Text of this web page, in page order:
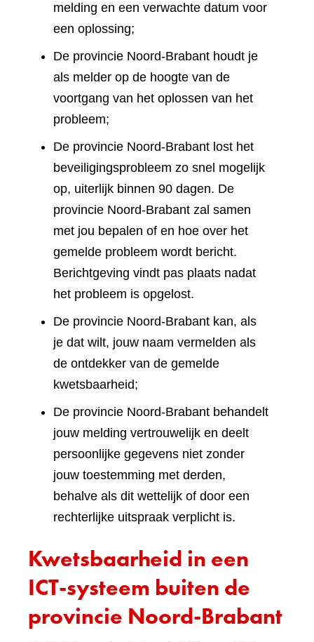
melding en een verwachte datum voor
een oplossing;
De provincie Noord-Brabant houdt je
als melder op de hoogte van de
voortgang van het oplossen van het
probleem;
De provincie Noord-Brabant lost het
beveiligingsprobleem zo snel mogelijk
op, uiterlijk binnen 90 dagen. De
provincie Noord-Brabant zal samen
met jou bepalen of en hoe over het
gemelde probleem wordt bericht.
Berichtgeving vindt pas plaats nadat
het probleem is opgelost.
De provincie Noord-Brabant kan, als
je dat wilt, jouw naam vermelden als
de ontdekker van de gemelde
kwetsbaarheid;
De provincie Noord-Brabant behandelt
jouw melding vertrouwelijk en deelt
persoonlijke gegevens niet zonder
jouw toestemming met derden,
behalve als dit wettelijk of door een
rechterlijke uitspraak verplicht is.
Kwetsbaarheid in een
ICT-systeem buiten de
provincie Noord-Brabant